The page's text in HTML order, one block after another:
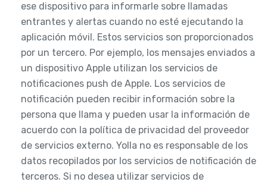
ese dispositivo para informarle sobre llamadas
entrantes y alertas cuando no esté ejecutando la
aplicación móvil. Estos servicios son proporcionados
por un tercero. Por ejemplo, los mensajes enviados a
un dispositivo Apple utilizan los servicios de
notificaciones push de Apple. Los servicios de
notificación pueden recibir información sobre la
persona que llama y pueden usar la información de
acuerdo con la política de privacidad del proveedor
de servicios externo. Yolla no es responsable de los
datos recopilados por los servicios de notificación de
terceros. Si no desea utilizar servicios de